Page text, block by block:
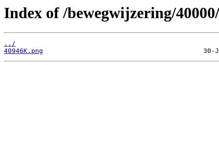
Index of /bewegwijzering/
../
40946K.png